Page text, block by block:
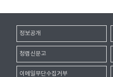
정보공개
청렴신문고
이메일무단수집거부